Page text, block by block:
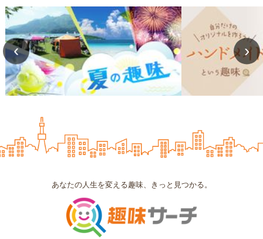
‹ ›
あなたの人生を変える趣味、きっと見つかる。